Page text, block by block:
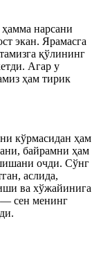
нарсани
экан. Ярамасга
қўлининг
Агар у
ҳам тирик
кўрмасидан ҳам
байрамни ҳам
очди. Сўнг
аслида,
ва хўжайинига
— сен менинг